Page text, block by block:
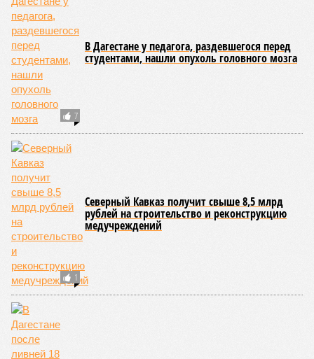
пунктов. Ещё четыре посёлка лишились транспортного
сообщения в Лакском районе, где в настоящий момент
функционирует временная схема движения.
На региональной трассе «Мамраш – Ташкапур –
Араканский мост», пролегающей по Гергебильскому району,
водная стихия размыла дорожное полотно на семи
различных отрезках, и весь автомобильный поток был
вынужденно пущен по альтернативным маршрутам до тех
пор, пока не спадёт уровень воды в реке Кара-Койсу, что
ожидается не ранее 17 июля.
В Дахадаевском районе транспортное сообщение с одним
из сёл прервано из-за масштабного оползня, сошедшего на
проезжую часть дороги Ашты – Дирбакмахи, и открыть
движение там планируют лишь 18 июля. В Рутульском
районе без транспортного сообщения продолжают
оставаться ещё три населённых пункта.
В Тляратинском районе специалистам удалось наладить
сообщение с семью сёлами по временной схеме. В
Унцукульском районе движение по-прежнему полностью
перекрыто на автомобильной дороге «Араканская
площадка – Унцукуль – Сагринский мост», при этом